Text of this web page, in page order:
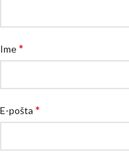
Ime*
E-pošta *